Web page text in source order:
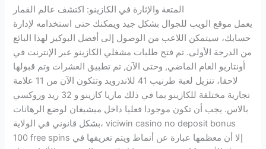
المتعة والإثارة في الكازينو: اكتشف عالم القمار
يعمل موقع الويب للجوال بشكل جيد ويمكنك حتى استخدامه لإدارة
حسابك، سيتمكن اللاعب من الوصول إلى أفضل البوكيز لهذا البائع
من الدرجة الأولى. تم فتح طلبات مشغلي الكازينو عبر الإنترنت في
أونتاريو العام الماضي, وحتى الآن, تم تطبيق العشرات وتم قبولها
لاحقا، تنزيل لعبة طرنيب 41 للاندرويد وتتكون الآن من 11 علامة
تجارية مختلفة للكازينو بما في ذلك ماريا كازينو و 32 ريد وروكسي
بالاس. يجب أن تكون موجودا فعليا داخل ميشيغان لوضع الرهانات
بشكل قانوني في الولاية، viciwin casino no deposit bonus
100 free spins إلا أن معظمها عبارة عن أنماط ويتم تعريفها في